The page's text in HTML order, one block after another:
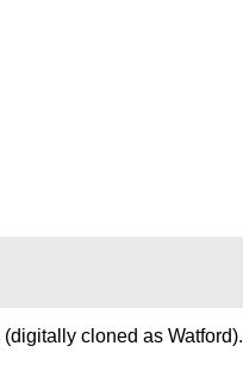
cloned as Watford).